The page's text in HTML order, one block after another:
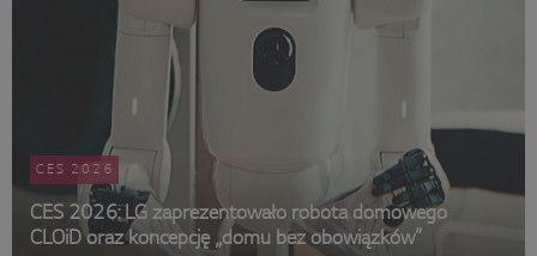
CES 2026
CES 2026: LG zaprezentowało robota domowego
CLOiD oraz koncepcję „domu bez obowiązków”